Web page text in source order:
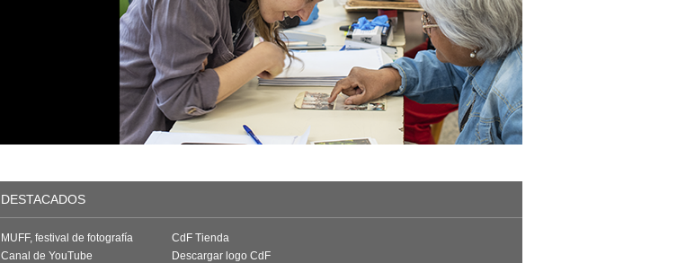
DESTACADOS
MUFF, festival de fotografía
Canal de YouTube
CdF Tienda
Descargar logo CdF